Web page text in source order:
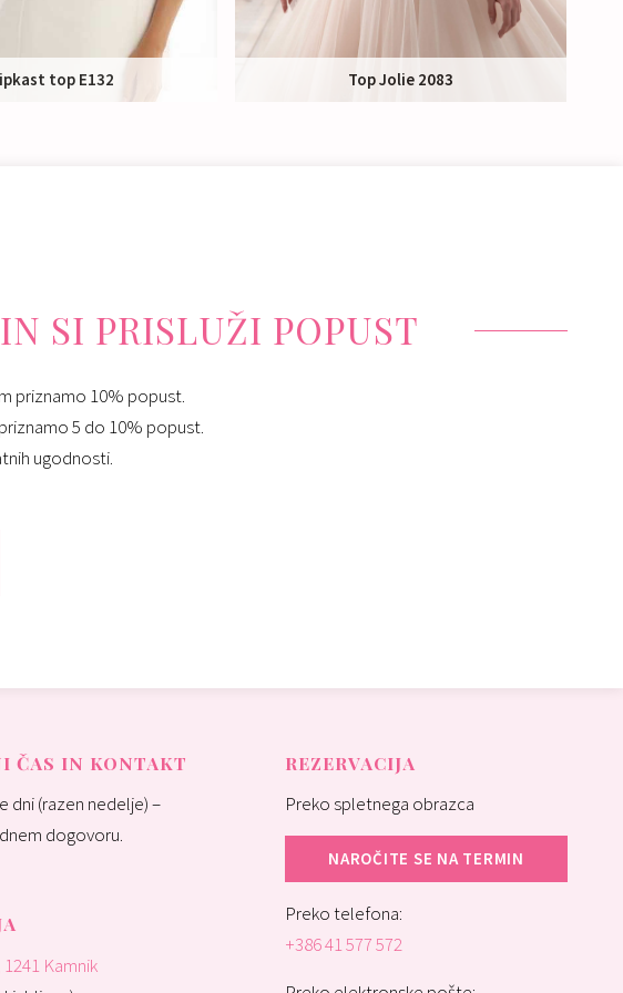
top E132 Top Jolie 2083
SI PRISLUŽI POPUST
priznamo 10% popust.
5 do 10% popust.
ugodnosti.
ČAS IN KONTAKT
dni (razen nedelje) –
dogovoru.
Kamnik
REZERVACIJA
Preko spletnega obrazca
NAROČITE SE NA TERMIN
Preko telefona:
+386 41 577 572